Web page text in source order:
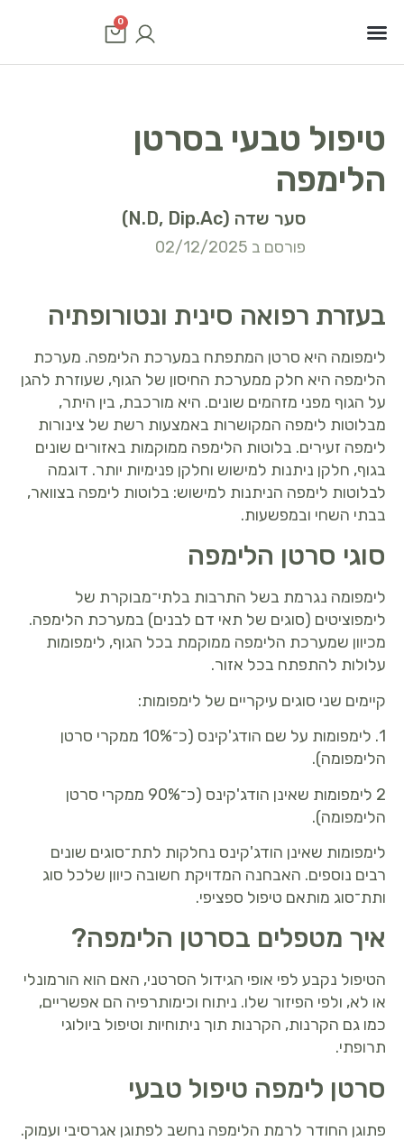
0
טיפול טבעי בסרטן
הלימפה
סער שדה (N.D, Dip.Ac)
פורסם ב 02/12/2025
בעזרת רפואה סינית ונטורופתיה
לימפומה היא סרטן המתפתח במערכת הלימפה. מערכת
הלימפה היא חלק ממערכת החיסון של הגוף, שעוזרת להגן
על הגוף מפני מזהמים שונים. היא מורכבת, בין היתר,
מבלוטות לימפה המקושרות באמצעות רשת של צינורות
לימפה זעירים. בלוטות הלימפה ממוקמות באזורים שונים
בגוף, חלקן ניתנות למישוש וחלקן פנימיות יותר. דוגמה
לבלוטות לימפה הניתנות למישוש: בלוטות לימפה בצוואר,
בבתי השחי ובמפשעות.
סוגי סרטן הלימפה
לימפומה נגרמת בשל התרבות בלתי־מבוקרת של
לימפוציטים (סוגים של תאי דם לבנים) במערכת הלימפה.
מכיוון שמערכת הלימפה ממוקמת בכל הגוף, לימפומות
עלולות להתפתח בכל אזור.
קיימים שני סוגים עיקריים של לימפומות:
1. לימפומות על שם הודג'קינס (כ־10% ממקרי סרטן
הלימפומה).
2 לימפומות שאינן הודג'קינס (כ־90% ממקרי סרטן
הלימפומה).
לימפומות שאינן הודג'קינס נחלקות לתת־סוגים שונים
רבים נוספים. האבחנה המדויקת חשובה כיוון שלכל סוג
ותת־סוג מותאם טיפול ספציפי.
איך מטפלים בסרטן הלימפה?
הטיפול נקבע לפי אופי הגידול הסרטני, האם הוא הורמונלי
או לא, ולפי הפיזור שלו. ניתוח וכימותרפיה הם אפשריים,
כמו גם הקרנות, הקרנות תוך ניתוחיות וטיפול ביולוגי
תרופתי.
סרטן לימפה טיפול טבעי
פתוגן החודר לרמת הלימפה נחשב לפתוגן אגרסיבי ועמוק.